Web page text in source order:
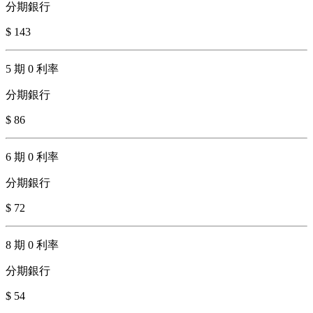
分期銀行
$ 143
5 期 0 利率
分期銀行
$ 86
6 期 0 利率
分期銀行
$ 72
8 期 0 利率
分期銀行
$ 54